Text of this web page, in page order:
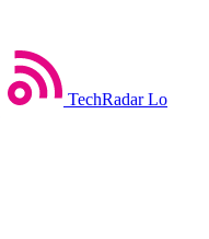
TechRadar Lo